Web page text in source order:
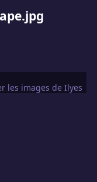
les images de Ilyes